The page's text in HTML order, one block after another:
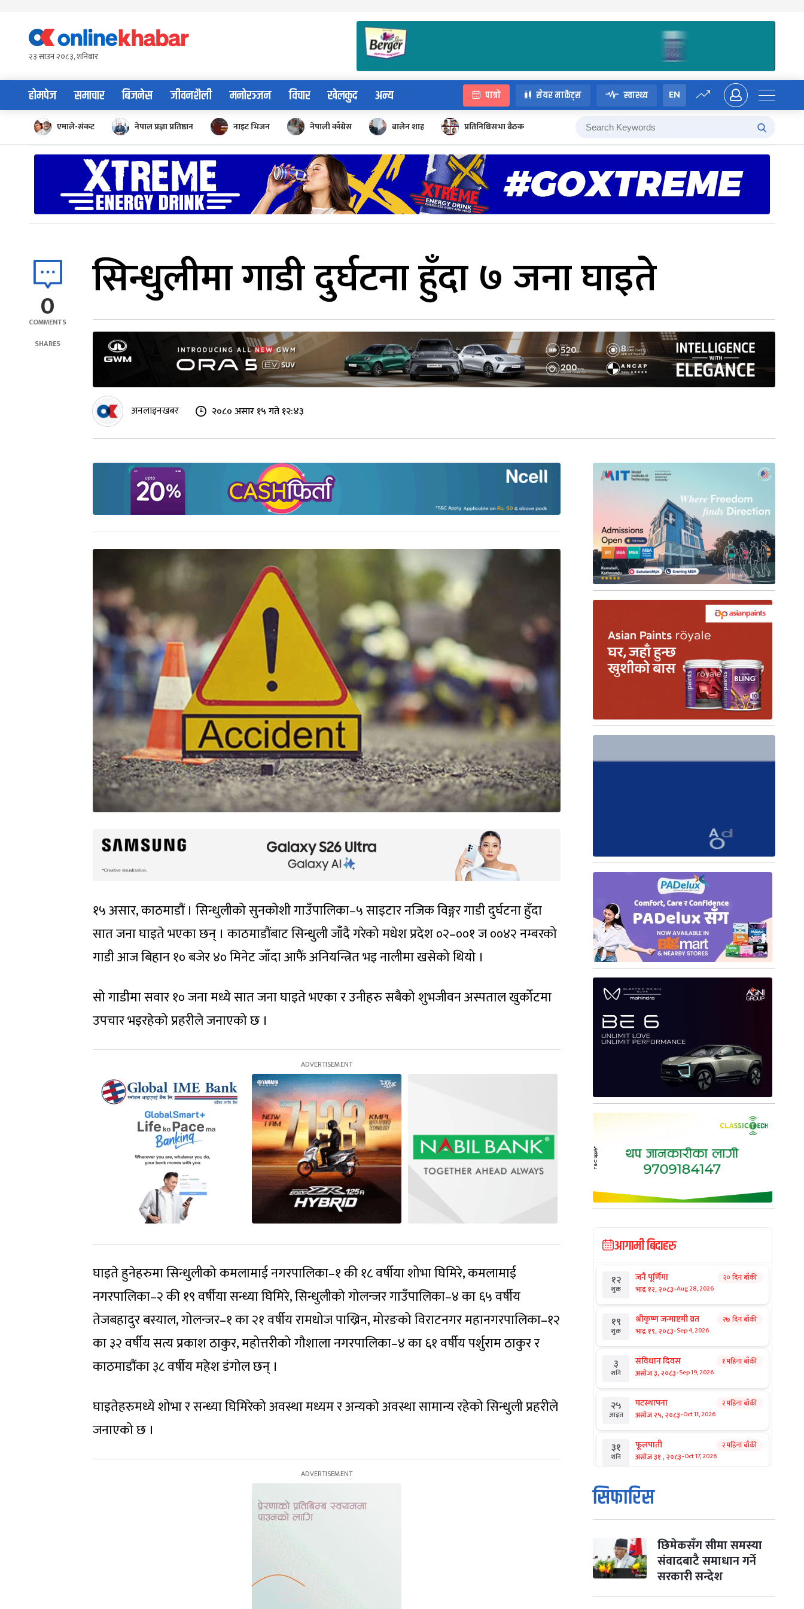
content२३ साउन २०८३, शनिबार
होमपेज समाचार बिजनेस जीवनशैली मनोरञ्जन विचार खेलकुद अन्य पात्रो सेयर मार्केट्स स्वास्थ्य EN
एमाले-संकट नेपाल प्रज्ञा प्रतिष्ठान नाइट भिजन नेपाली काँग्रेस बालेन शाह प्रतिनिधिसभा बैठक
0
COMMENTS
SHARES
सिन्धुलीमा गाडी दुर्घटना हुँदा ७ जना घाइते
अनलाइनखबर २०८० असार १५ गते १२:४३
१५ असार, काठमाडौं । सिन्धुलीको सुनकोशी गाउँपालिका–५ साइटार नजिक विङ्गर गाडी दुर्घटना हुँदा
सात जना घाइते भएका छन् । काठमाडौंबाट सिन्धुली जाँदै गरेको मधेश प्रदेश ०२–००१ ज ००४२ नम्बरको
गाडी आज बिहान १० बजेर ४० मिनेट जाँदा आफैं अनियन्त्रित भइ नालीमा खसेको थियो ।
सो गाडीमा सवार १० जना मध्ये सात जना घाइते भएका र उनीहरु सबैको शुभजीवन अस्पताल खुर्कोटमा
उपचार भइरहेको प्रहरीले जनाएको छ ।
घाइते हुनेहरुमा सिन्धुलीको कमलामाई नगरपालिका–१ की १८ वर्षीया शोभा घिमिरे, कमलामाई
नगरपालिका–२ की १९ वर्षीया सन्ध्या घिमिरे, सिन्धुलीको गोलन्जर गाउँपालिका–४ का ६५ वर्षीय
तेजबहादुर बस्याल, गोलन्जर–१ का २१ वर्षीय रामधोज पाख्रिन, मोरङको विराटनगर महानगरपालिका–१२
का ३२ वर्षीय सत्य प्रकाश ठाकुर, महोत्तरीको गौशाला नगरपालिका–४ का ६१ वर्षीय पर्शुराम ठाकुर र
काठमाडौंका ३८ वर्षीय महेश डंगोल छन् ।
घाइतेहरुमध्ये शोभा र सन्ध्या घिमिरेको अवस्था मध्यम र अन्यको अवस्था सामान्य रहेको सिन्धुली प्रहरीले
जनाएको छ ।
आगामी बिदाहरु
१२
शुक्र
जनै पूर्णिमा
भाद्र १२, २०८३-Aug 28, 2026
२० दिन बाँकी
१९
शुक्र
श्रीकृष्ण जन्माष्टमी व्रत
भाद्र १९, २०८३-Sep 4, 2026
२७ दिन बाँकी
३
शनि
संविधान दिवस
असोज ३, २०८३-Sep 19, 2026
१ महिना बाँकी
२५
आइत
घटस्थापना
असोज २५, २०८३-Oct 11, 2026
२ महिना बाँकी
३१
शनि
फूलपाती
असोज ३१ , २०८३-Oct 17, 2026
२ महिना बाँकी
१
आइत
कार्तिक सङ्क्रान्ति
कार्तिक १, २०८३
मंगल कार्तिक ३, २०८३-Oct 20, 2026
४ विजयादशमी
कार्तिक ४, २०८३- Oct 21, 2026
२ महिना बाँकी
सिफारिस
छिमेकसँग सीमा समस्या
संवादबाटै समाधान गर्ने
सरकारी सन्देश